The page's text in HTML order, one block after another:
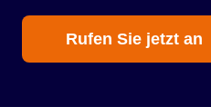
Rufen Sie jetzt an